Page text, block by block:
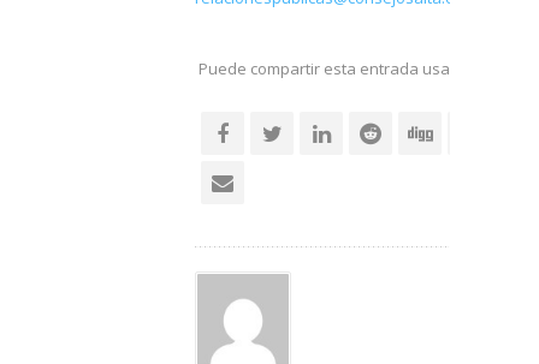
Puede compartir esta entrada usando sus